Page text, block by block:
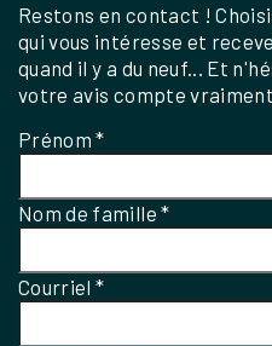
Restons en contact !
qui vous intéresse et
quand il y a du neuf... Et
votre avis compte
Prénom*
Nom de famille*
Courriel*